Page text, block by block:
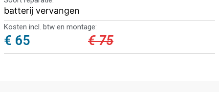
batterij vervangen
Kosten incl. btw en montage:
€ 65 € 75